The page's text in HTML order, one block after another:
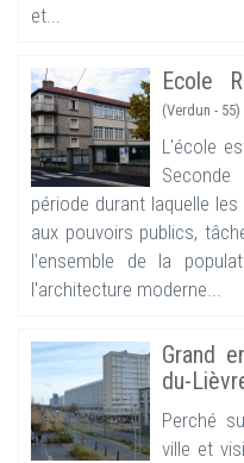
et...
Ecole
(Verdun - 55)
L'école
période durant laquelle
aux pouvoirs publics,
l'ensemble de la
l'architecture moderne...
Grand
du-
Perché
ville et